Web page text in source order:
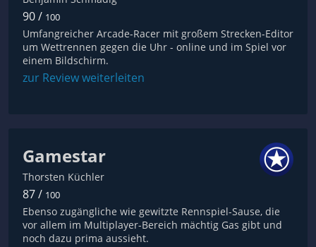
90 / 100
Umfangreicher Arcade-Racer mit großem Strecken-Editor
um Wettrennen gegen die Uhr - online und im Spiel vor
einem Bildschirm.
zur Review weiterleiten
Gamestar
Thorsten Küchler
87 / 100
Ebenso zugängliche wie gewitzte Rennspiel-Sause, die
vor allem im Multiplayer-Bereich mächtig Gas gibt und
noch dazu prima aussieht.